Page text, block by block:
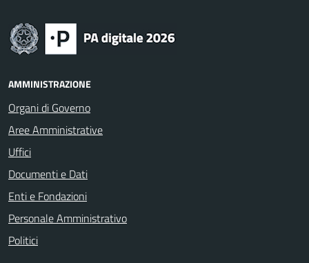
AMMINISTRAZIONE
Organi di Governo
Aree Amministrative
Uffici
Documenti e Dati
Enti e Fondazioni
Personale Amministrativo
Politici